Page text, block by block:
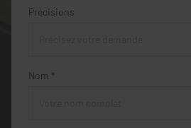
Précisions
Nom *